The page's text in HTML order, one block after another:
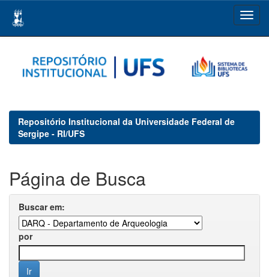
navigation
Repositório Institucional da Universidade Federal de
Sergipe - RI/UFS
Página de Busca
Buscar em:
por